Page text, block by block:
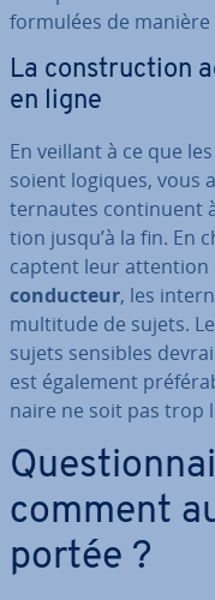
formulées de
La cons­truc­tion
en ligne
En veillant à ce que
soient logiques, vous
ter­nautes con­ti­nuent
tion jusqu’à la fin. En
captent leur attention
con­duc­teur, les
multitude de sujets.
sujets sensibles
est également
naire ne soit pas trop
comment
portée ?